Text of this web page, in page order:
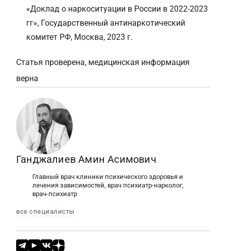
«Доклад о наркоситуации в России в 2022-2023
гг», Государственный антинаркотический
комитет РФ, Москва, 2023 г.
Статья проверена, медицинская информация
верна
Ганджалиев Амин Асимович
Главный врач клиники психического здоровья и
лечения зависимостей, врач психиатр-нарколог,
врач-психиатр
все специалисты